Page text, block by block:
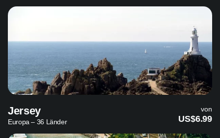
Jersey
Europa – 36 Länder
von
US$6.99